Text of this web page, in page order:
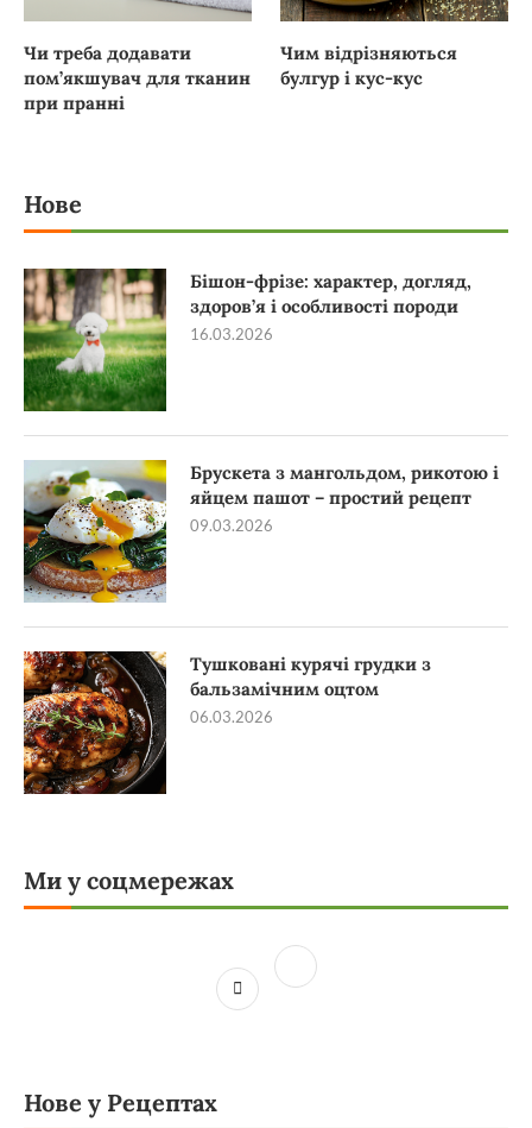
Чи треба додавати
пом’якшувач для тканин
при пранні
Чим відрізняються
булгур і кус-кус
Нове
Бішон-фрізе: характер, догляд,
здоров’я і особливості породи
16.03.2026
Брускета з мангольдом, рикотою і
яйцем пашот – простий рецепт
09.03.2026
Тушковані курячі грудки з
бальзамічним оцтом
06.03.2026
Ми у соцмережах
Нове у Рецептах